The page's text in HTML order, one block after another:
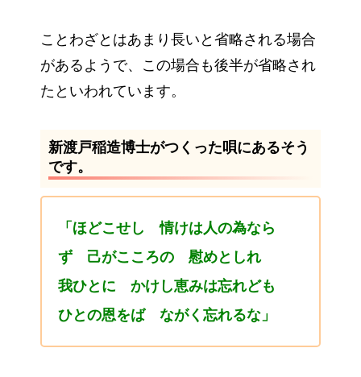
ことわざとはあまり長いと省略される場合
があるようで、この場合も後半が省略され
たといわれています。
新渡戸稲造博士がつくった唄にあるそう
です。
「ほどこせし 情けは人の為なら
ず 己がこころの 慰めとしれ
我ひとに かけし恵みは忘れども
ひとの恩をば ながく忘れるな」